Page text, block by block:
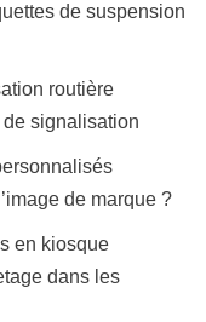
de suspension
routière
signalisation
de marque ?
en kiosque
dans les